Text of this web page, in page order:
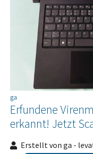
ga
Erfundene
erkannt! Jetzt
Erstellt von ga -